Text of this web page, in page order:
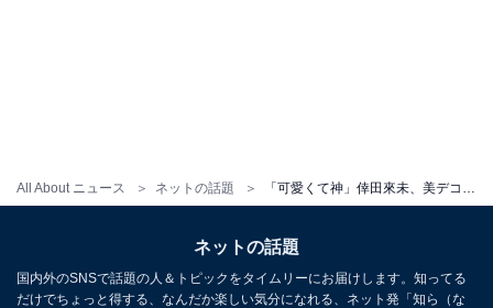
All About ニュース ネットの話題 「可愛くて神」倖田來未、美デコルテ＆胸元ちらりな自撮りショット！ 「セクシー」「まだまだ若々しい」
ネットの話題
国内外のSNSで話題の人＆トピックをタイムリーにお届けします。知ってる
だけでちょっと得する、なんだか楽しい気分になれる、ネット発「知ら（な